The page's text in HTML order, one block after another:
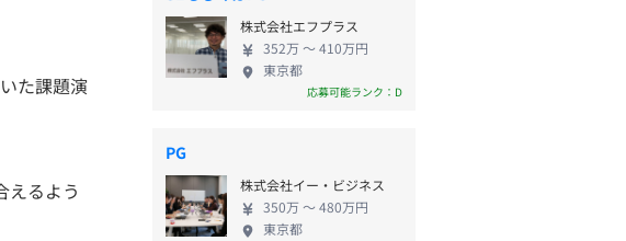
た課題演
えるよう
株式会社エフプラス
352万 〜 410万円
東京都
応募可能ランク：D
PG
株式会社イー・ビジネス
350万 〜 480万円
東京都